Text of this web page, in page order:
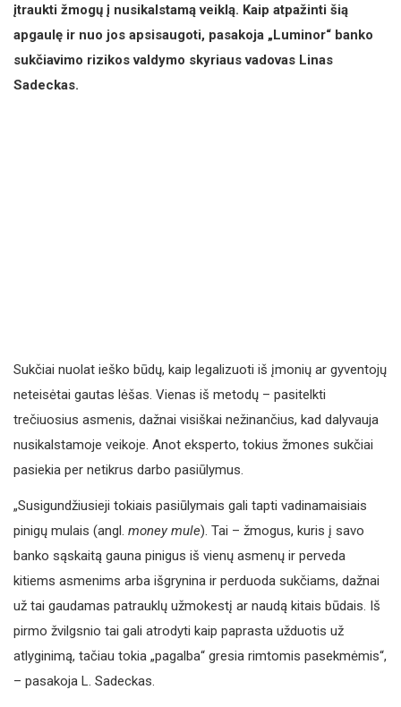
įtraukti žmogų į nusikalstamą veiklą. Kaip atpažinti šią
apgaulę ir nuo jos apsisaugoti, pasakoja „Luminor“ banko
sukčiavimo rizikos valdymo skyriaus vadovas Linas
Sadeckas.
Sukčiai nuolat ieško būdų, kaip legalizuoti iš įmonių ar gyventojų
neteisėtai gautas lėšas. Vienas iš metodų – pasitelkti
trečiuosius asmenis, dažnai visiškai nežinančius, kad dalyvauja
nusikalstamoje veikoje. Anot eksperto, tokius žmones sukčiai
pasiekia per netikrus darbo pasiūlymus.
„Susigundžiusieji tokiais pasiūlymais gali tapti vadinamaisiais
pinigų mulais (angl. money mule). Tai – žmogus, kuris į savo
banko sąskaitą gauna pinigus iš vienų asmenų ir perveda
kitiems asmenims arba išgrynina ir perduoda sukčiams, dažnai
už tai gaudamas patrauklų užmokestį ar naudą kitais būdais. Iš
pirmo žvilgsnio tai gali atrodyti kaip paprasta užduotis už
atlyginimą, tačiau tokia „pagalba“ gresia rimtomis pasekmėmis“,
– pasakoja L. Sadeckas.